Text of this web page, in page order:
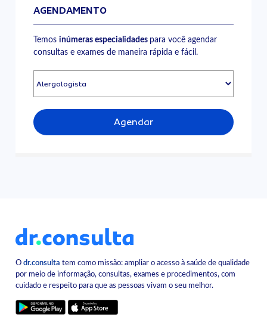
AGENDAMENTO
Temosinúmeras especialidades para você agendar
consultas e exames de maneira rápida e fácil.
Agendar
Odr.consulta tem como missão: ampliar o acesso à saúde de qualidade
por meio de informação, consultas, exames e procedimentos, com
cuidado e respeito para que as pessoas vivam o seu melhor.